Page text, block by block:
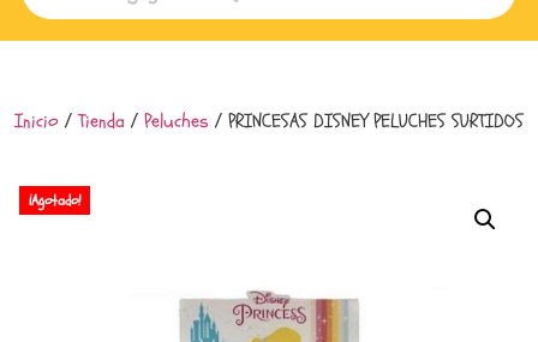
Inicio /Tienda / Peluches / PRINCESAS DISNEY PELUCHES SURTIDOS
¡Agotado!